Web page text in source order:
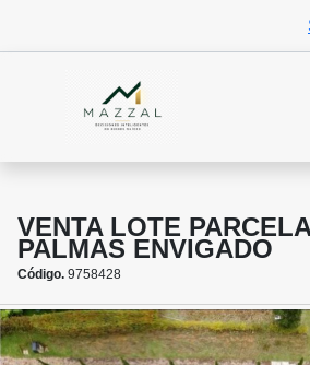
VENTA LOTE
PALMAS ENVIGADO
Código. 9758428